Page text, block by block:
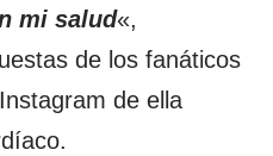
mi salud«,
de los fanáticos
de ella